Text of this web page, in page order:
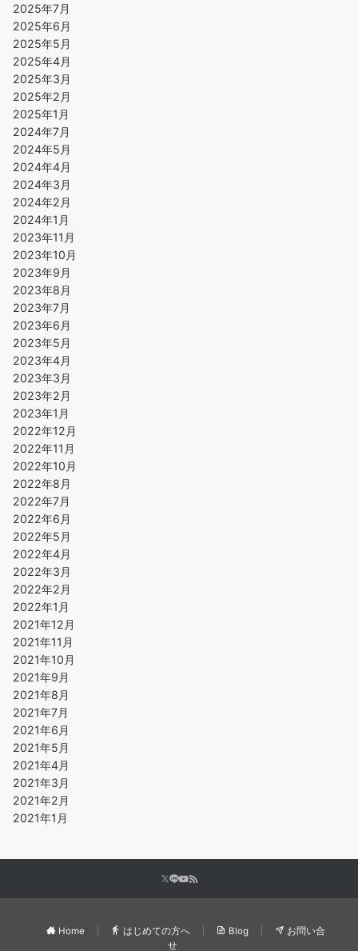
2025年7月
2025年6月
2025年5月
2025年4月
2025年3月
2025年2月
2025年1月
2024年7月
2024年5月
2024年4月
2024年3月
2024年2月
2024年1月
2023年11月
2023年10月
2023年9月
2023年8月
2023年7月
2023年6月
2023年5月
2023年4月
2023年3月
2023年2月
2023年1月
2022年12月
2022年11月
2022年10月
2022年8月
2022年7月
2022年6月
2022年5月
2022年4月
2022年3月
2022年2月
2022年1月
2021年12月
2021年11月
2021年10月
2021年9月
2021年8月
2021年7月
2021年6月
2021年5月
2021年4月
2021年3月
2021年2月
2021年1月
Home はじめての方へ Blog
お問い合
せ